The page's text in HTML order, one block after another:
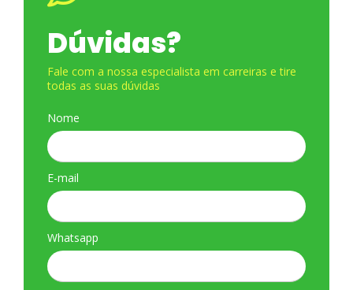
Dúvidas?
Fale com a nossa especialista em carreiras e tire
todas as suas dúvidas
Nome
E-mail
Whatsapp